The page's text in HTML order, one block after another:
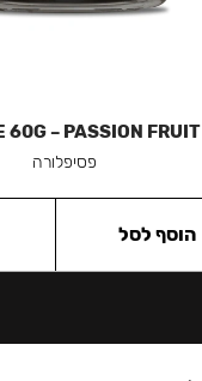
60G – PASSION FRUIT
פסיפלורה
הוסף לסל